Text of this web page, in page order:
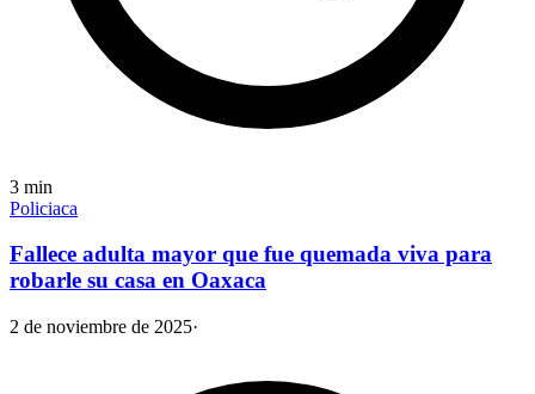
3 min
Policiaca
Fallece adulta mayor que fue quemada viva para
robarle su casa en Oaxaca
2 de noviembre de 2025·